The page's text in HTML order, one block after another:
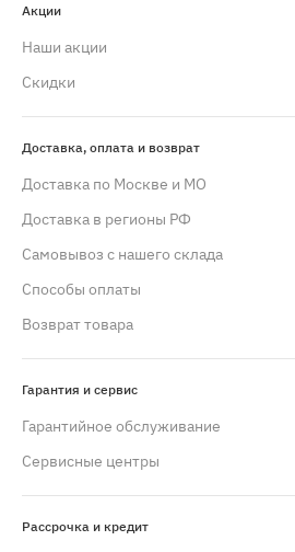
Акции
Наши акции
Скидки
Доставка, оплата и возврат
Доставка по Москве и МО
Доставка в регионы РФ
Самовывоз с нашего склада
Способы оплаты
Возврат товара
Гарантия и сервис
Гарантийное обслуживание
Сервисные центры
Рассрочка и кредит